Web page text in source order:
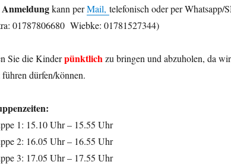
Anmeldungkann perMail, telefonisch oder per Whatsapp/
01787806680 Wiebke: 01781527344)
Sie die Kinderpünktlichzu bringen und abzuholen, da
dürfen/können.
1: 15.10 Uhr – 15.55 Uhr
2: 16.05 Uhr – 16.55 Uhr
3: 17.05 Uhr – 17.55 Uhr